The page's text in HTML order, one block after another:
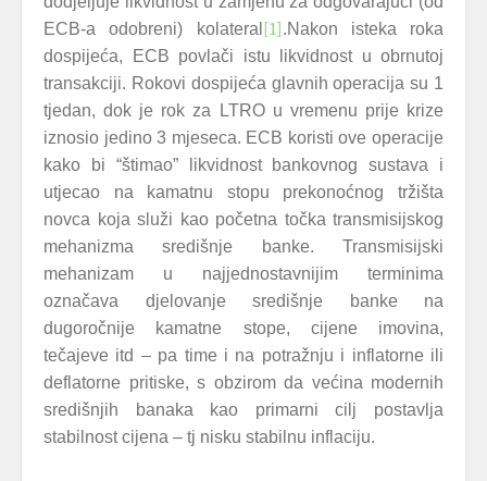
ECB-a odobreni) kolateral [1] .Nakon isteka roka
dospijeća, ECB povlači istu likvidnost u obrnutoj
transakciji. Rokovi dospijeća glavnih operacija su 1
tjedan, dok je rok za LTRO u vremenu prije krize
iznosio jedino 3 mjeseca. ECB koristi ove operacije
kako bi “štimao” likvidnost bankovnog sustava i
utjecao na kamatnu stopu prekonoćnog tržišta
novca koja služi kao početna točka transmisijskog
mehanizma središnje banke. Transmisijski
mehanizam u najjednostavnijim terminima
označava djelovanje središnje banke na
dugoročnije kamatne stope, cijene imovina,
tečajeve itd – pa time i na potražnju i inflatorne ili
deflatorne pritiske, s obzirom da većina modernih
središnjih banaka kao primarni cilj postavlja
stabilnost cijena – tj nisku stabilnu inflaciju.